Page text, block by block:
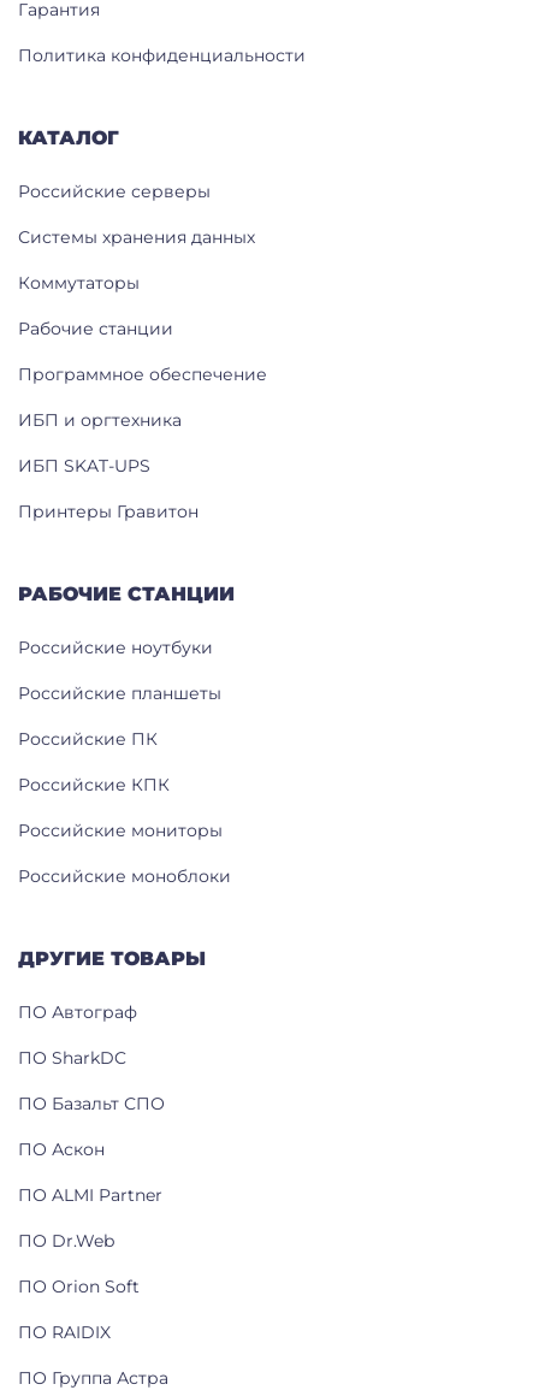
КАТАЛОГ
Российские серверы
Системы хранения данных
Коммутаторы
Рабочие станции
Программное обеспечение
ИБП и оргтехника
ИБП SKAT-UPS
Принтеры Гравитон
РАБОЧИЕ СТАНЦИИ
Российские ноутбуки
Российские планшеты
Российские ПК
Российские КПК
Российские мониторы
Российские моноблоки
ДРУГИЕ ТОВАРЫ
ПО Автограф
ПО SharkDC
ПО Базальт СПО
ПО Аскон
ПО ALMI Partner
ПО Dr.Web
ПО Orion Soft
ПО RAIDIX
ПО Группа Астра
Гарантия
Политика конфиденциальности